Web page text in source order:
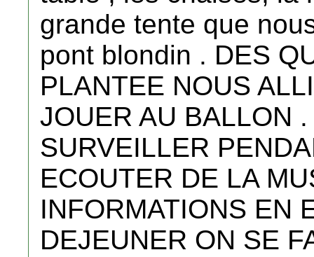
grande tente que
pont blondin . DES
PLANTEE NOUS
JOUER AU BALLON
SURVEILLER
ECOUTER DE LA
INFORMATIONS EN
DEJEUNER ON SE